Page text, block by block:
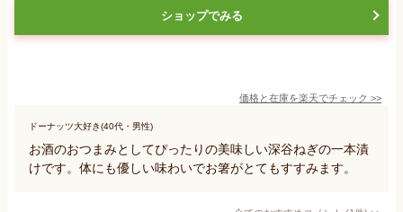
ショップでみる
価格と在庫を楽天でチェック >>
ドーナッツ大好き(40代・男性)
お酒のおつまみとしてぴったりの美味しい深谷ねぎの一本漬
けです。体にも優しい味わいでお箸がとてもすすみます。